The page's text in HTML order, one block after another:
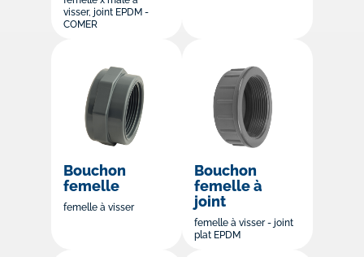
visser, joint EPDM -
COMER
Bouchon
femelle
femelle à visser
Bouchon
femelle à
joint
femelle à visser - joint
plat EPDM